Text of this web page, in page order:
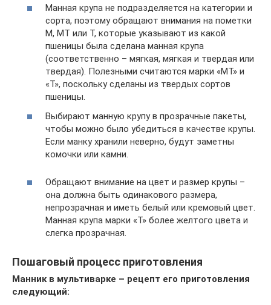
Манная крупа не подразделяется на категории и
сорта, поэтому обращают внимания на пометки
М, МТ или Т, которые указывают из какой
пшеницы была сделана манная крупа
(соответственно – мягкая, мягкая и твердая или
твердая). Полезными считаются марки «МТ» и
«Т», поскольку сделаны из твердых сортов
пшеницы.
Выбирают манную крупу в прозрачные пакеты,
чтобы можно было убедиться в качестве крупы.
Если манку хранили неверно, будут заметны
комочки или камни.
Обращают внимание на цвет и размер крупы –
она должна быть одинакового размера,
непрозрачная и иметь белый или кремовый цвет.
Манная крупа марки «Т» более желтого цвета и
слегка прозрачная.
Пошаговый процесс приготовления
Манник в мультиварке – рецепт его приготовления
следующий: